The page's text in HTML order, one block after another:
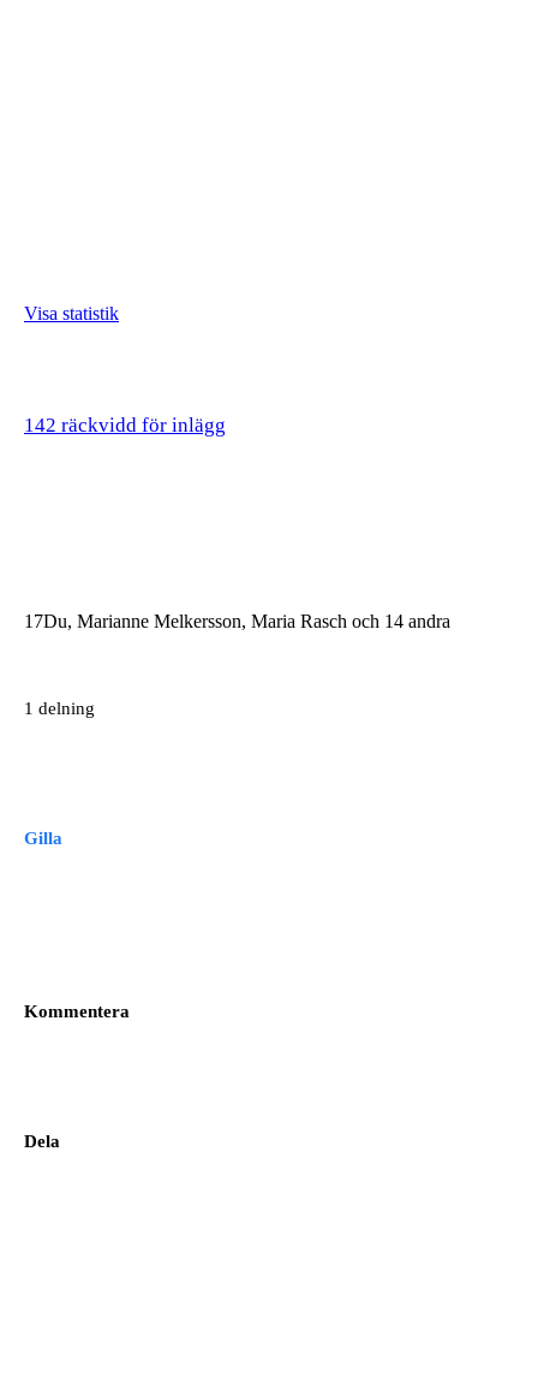
Visa statistik
142 räckvidd för inlägg
17Du, Marianne Melkersson, Maria Rasch och 14 andra
1 delning
Gilla
Kommentera
Dela